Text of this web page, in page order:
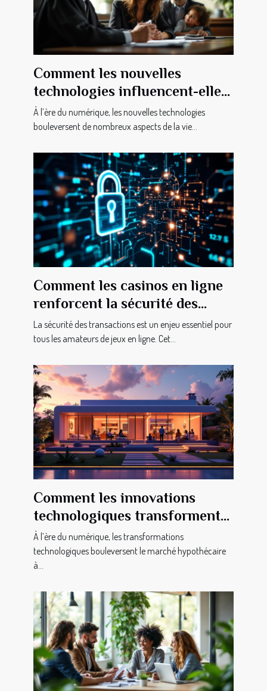
Comment les nouvelles
technologies influencent-elles
le droit de la famille ?
À l’ère du numérique, les nouvelles technologies
bouleversent de nombreux aspects de la vie...
Comment les casinos en ligne
renforcent la sécurité des
transactions ?
La sécurité des transactions est un enjeu essentiel pour
tous les amateurs de jeux en ligne. Cet...
Comment les innovations
technologiques transforment-
elles le marché hypothécaire ?
À l’ère du numérique, les transformations
technologiques bouleversent le marché hypothécaire
à...